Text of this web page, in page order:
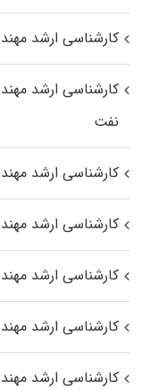
کارشناسی ارشد
کارشناسی ارشد
نفت
کارشناسی ارشد
کارشناسی ارشد
کارشناسی ارشد
کارشناسی ارشد
کارشناسی ارشد